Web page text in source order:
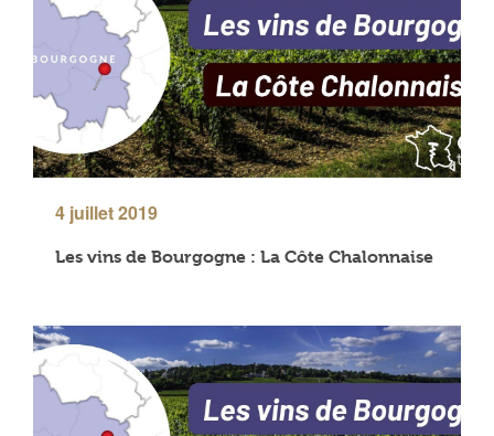
4 juillet 2019
Les vins de Bourgogne : La Côte Chalonnaise